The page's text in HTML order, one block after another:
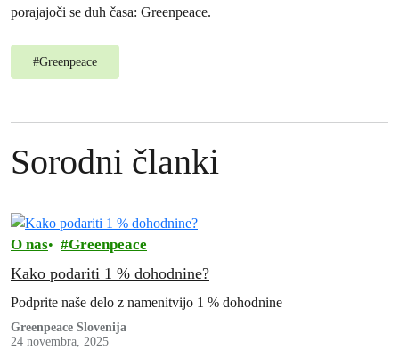
porajajoči se duh časa: Greenpeace.
#Greenpeace
Sorodni članki
O nas Greenpeace
Kako podariti 1 % dohodnine?
Podprite naše delo z namenitvijo 1 % dohodnine
Greenpeace Slovenija
24 novembra, 2025